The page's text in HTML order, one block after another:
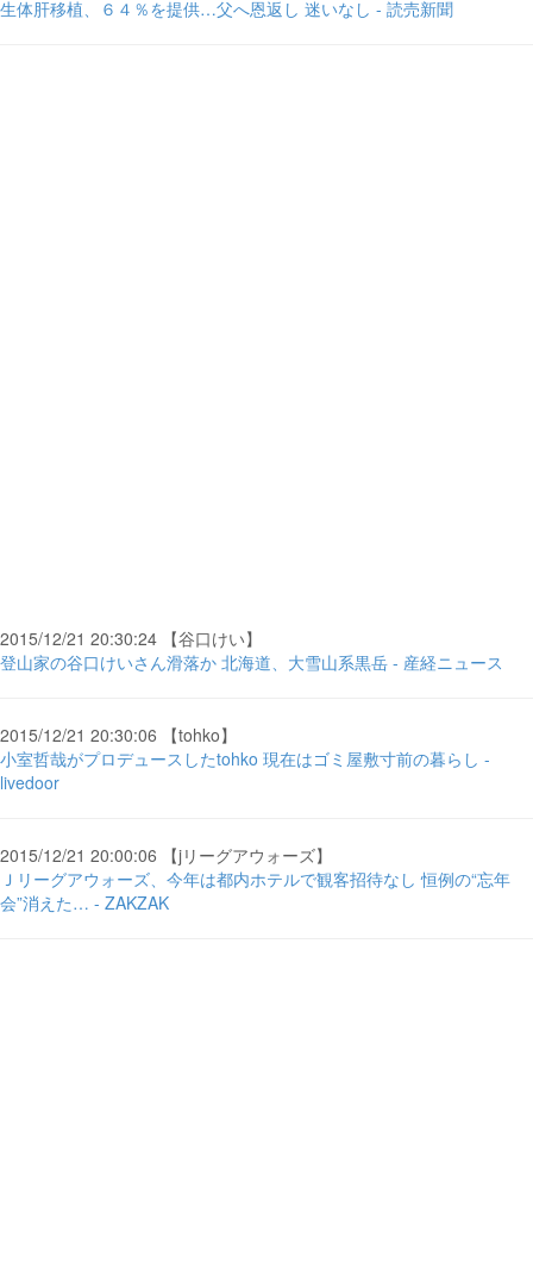
生体肝移植、６４％を提供…父へ恩返し 迷いなし - 読売新聞
2015/12/21 20:30:24 【谷口けい】
登山家の谷口けいさん滑落か 北海道、大雪山系黒岳 - 産経ニュース
2015/12/21 20:30:06 【tohko】
小室哲哉がプロデュースしたtohko 現在はゴミ屋敷寸前の暮らし -
livedoor
2015/12/21 20:00:06 【jリーグアウォーズ】
Ｊリーグアウォーズ、今年は都内ホテルで観客招待なし 恒例の“忘年
会”消えた… - ZAKZAK